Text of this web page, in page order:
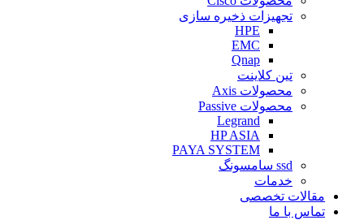
تجهیزات ذخیره سازی
HPE
EMC
Qnap
تین کلاینت
محصولات Axis
محصولات Passive
Legrand
HP ASIA
PAYA SYSTEM
ssd سامسونگ
خدمات
مقالات تخصصی
تماس با ما